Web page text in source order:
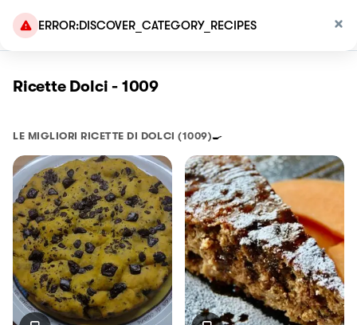
ERROR:DISCOVER_CATEGORY_RECIPES
Ricette Dolci - 1009
LE MIGLIORI RICETTE DI DOLCI (1009)🍳